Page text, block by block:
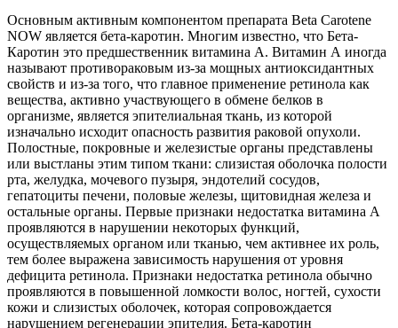
Основным активным компонентом препарата Beta Carotene
NOW является бета-каротин. Многим известно, что Бета-
Каротин это предшественник витамина А. Витамин А иногда
называют противораковым из-за мощных антиоксидантных
свойств и из-за того, что главное применение ретинола как
вещества, активно участвующего в обмене белков в
организме, является эпителиальная ткань, из которой
изначально исходит опасность развития раковой опухоли.
Полостные, покровные и железистые органы представлены
или выстланы этим типом ткани: слизистая оболочка полости
рта, желудка, мочевого пузыря, эндотелий сосудов,
гепатоциты печени, половые железы, щитовидная железа и
остальные органы. Первые признаки недостатка витамина А
проявляются в нарушении некоторых функций,
осуществляемых органом или тканью, чем активнее их роль,
тем более выражена зависимость нарушения от уровня
дефицита ретинола. Признаки недостатка ретинола обычно
проявляются в повышенной ломкости волос, ногтей, сухости
кожи и слизистых оболочек, которая сопровождается
нарушением регенерации эпителия. Бета-каротин